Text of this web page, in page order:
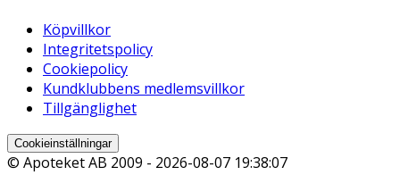
Köpvillkor
Integritetspolicy
Cookiepolicy
Kundklubbens medlemsvillkor
Tillgänglighet
Cookieinställningar
© Apoteket AB 2009 - 2026-08-07 19:38:07